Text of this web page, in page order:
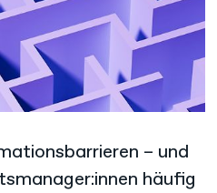
– und
häufig